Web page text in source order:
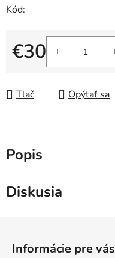
Kód:
€30
Jednotková cena:
Tlač Opýtať sa
Popis
Diskusia
Informácie pre vás